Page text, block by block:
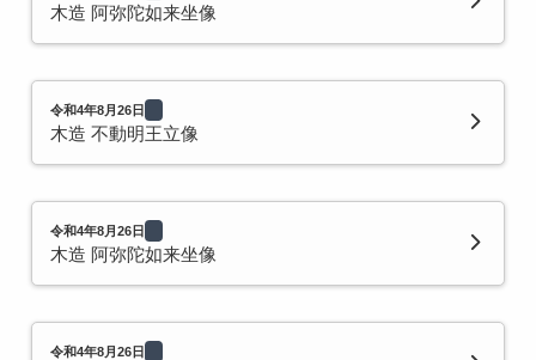
木造 阿弥陀如来坐像
令和4年8月26日
木造 不動明王立像
令和4年8月26日
木造 阿弥陀如来坐像
令和4年8月26日